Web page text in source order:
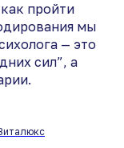
пройти
мы
— это
сил”, а